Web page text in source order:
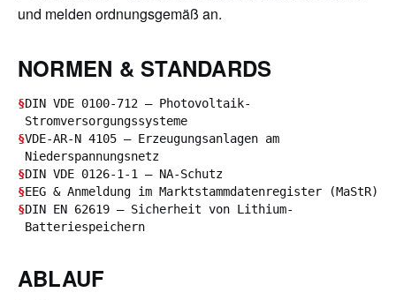
und melden ordnungsgemäß an.
NORMEN & STANDARDS
§DIN VDE 0100-712 – Photovoltaik-
Stromversorgungssysteme
§VDE-AR-N 4105 – Erzeugungsanlagen am
Niederspannungsnetz
§DIN VDE 0126-1-1 – NA-Schutz
§EEG & Anmeldung im Marktstammdatenregister (MaStR)
§DIN EN 62619 – Sicherheit von Lithium-
Batteriespeichern
ABLAUF